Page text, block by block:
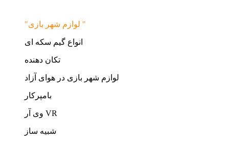
"لوازم شهر بازی "
انواع گیم سکه ای
تکان دهنده
لوازم شهر بازی در هوای آزاد
بامپرکار
وی آر VR
شبیه ساز